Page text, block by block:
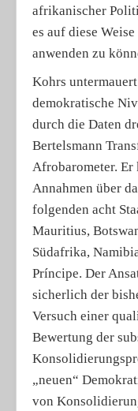
afrikanischer
es auf diese
anwenden zu
Kohrs
demokratische
durch die Daten
Bertelsmann
Afrobarometer. Er
Annahmen über
folgenden acht
Mauritius,
Südafrika,
Príncipe. Der
sicherlich der
Versuch einer
Bewertung der
„neuen“
von